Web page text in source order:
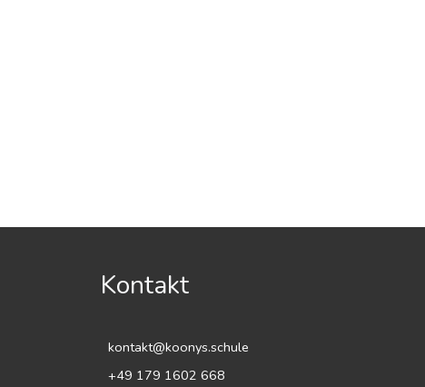
Kontakt
kontakt@koonys.schule
+49 179 1602 668